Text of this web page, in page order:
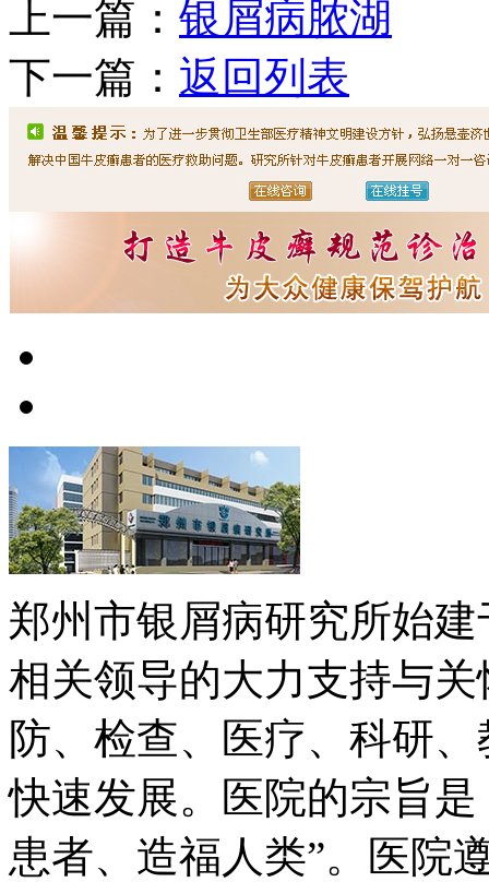
上一篇： 银屑病脓湖
下一篇： 返回列表
郑州市银屑病研究所始
相关领导的大力支持与
防、检查、医疗、科研
快速发展。医院的宗旨
患者、造福人类”。医院